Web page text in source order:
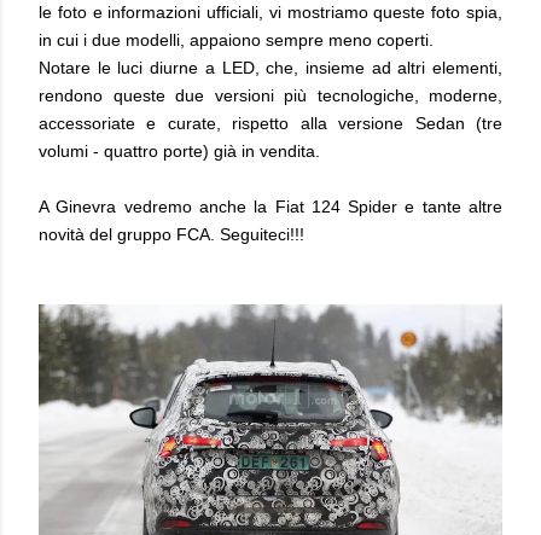
le foto e informazioni ufficiali, vi mostriamo queste foto spia,
in cui i due modelli, appaiono sempre meno coperti.
Notare le luci diurne a LED, che, insieme ad altri elementi,
rendono queste due versioni più tecnologiche, moderne,
accessoriate e curate, rispetto alla versione Sedan (tre
volumi - quattro porte) già in vendita.
A Ginevra vedremo anche la Fiat 124 Spider e tante altre
novità del gruppo FCA. Seguiteci!!!